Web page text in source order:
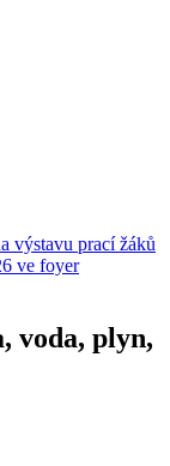
výstavu prací žáků
ve foyer
voda, plyn,